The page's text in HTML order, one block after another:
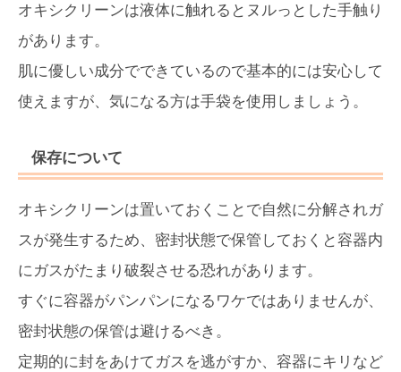
オキシクリーンは液体に触れるとヌルっとした手触り
があります。
肌に優しい成分でできているので基本的には安心して
使えますが、気になる方は手袋を使用しましょう。
保存について
オキシクリーンは置いておくことで自然に分解されガ
スが発生するため、密封状態で保管しておくと容器内
にガスがたまり破裂させる恐れがあります。
すぐに容器がパンパンになるワケではありませんが、
密封状態の保管は避けるべき。
定期的に封をあけてガスを逃がすか、容器にキリなど